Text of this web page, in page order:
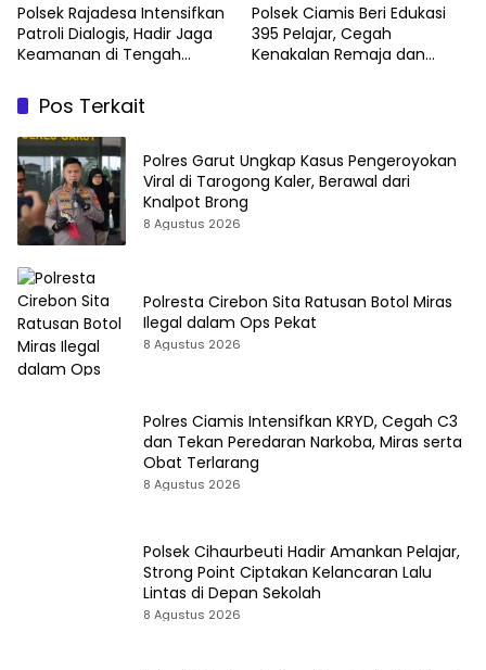
Polsek Rajadesa Intensifkan
Patroli Dialogis, Hadir Jaga
Keamanan di Tengah
Polsek Ciamis Beri Edukasi
395 Pelajar, Cegah
Kenakalan Remaja dan
Pos Terkait
Polres Garut Ungkap Kasus Pengeroyokan
Viral di Tarogong Kaler, Berawal dari
Knalpot Brong
8 Agustus 2026
Polresta Cirebon Sita Ratusan Botol Miras
Ilegal dalam Ops Pekat
8 Agustus 2026
Polres Ciamis Intensifkan KRYD, Cegah C3
dan Tekan Peredaran Narkoba, Miras serta
Obat Terlarang
8 Agustus 2026
Polsek Cihaurbeuti Hadir Amankan Pelajar,
Strong Point Ciptakan Kelancaran Lalu
Lintas di Depan Sekolah
8 Agustus 2026